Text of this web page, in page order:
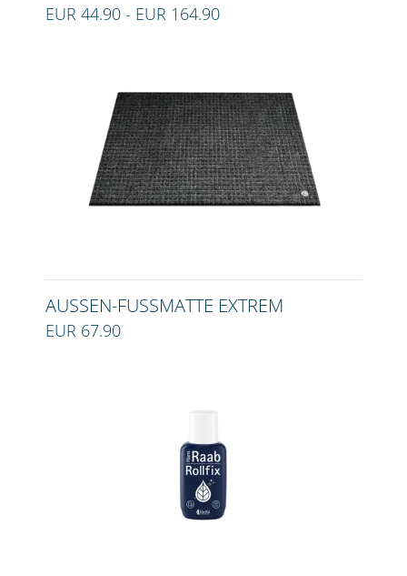
EUR 44.90 - EUR 164.90
AUSSEN-FUSSMATTE EXTREM
EUR 67.90